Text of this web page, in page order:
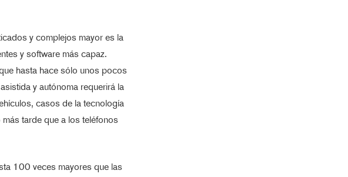
y complejos mayor es la
y software más capaz.
hasta hace sólo unos pocos
y autónoma requerirá la
casos de la tecnología
tarde que a los teléfonos
100 veces mayores que las